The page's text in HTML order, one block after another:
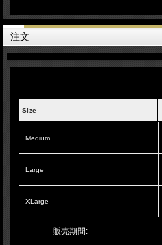
注文
Size
Medium
Large
XLarge
販売期間: